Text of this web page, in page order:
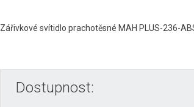
Zářivkové svítidlo prachotěsné MAH PLUS-236-
Dostupnost: